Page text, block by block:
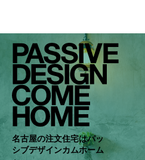
名古屋の注文住宅はパッ
シブデザインカムホーム
HOME
WORKS
COMPANY
CONCEPT